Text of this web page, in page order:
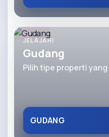
JELAJAHI
Gudang
Pilih tipe properti
GUDANG